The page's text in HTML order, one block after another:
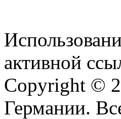
активной
Copyright ©
Германии.